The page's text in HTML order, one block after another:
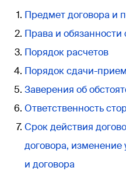
Предмет договора и
Права и обязанности
Порядок расчетов
Порядок сдачи-
Заверения об
Ответственность
Срок действия
договора, изменение
и договора